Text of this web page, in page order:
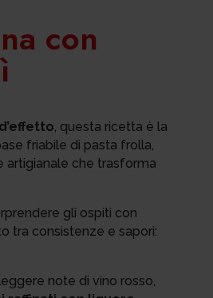
con
, questa ricetta è la
friabile di pasta frolla,
artigianale che trasforma
gli ospiti con
tra consistenze e sapori:
note di vino rosso,